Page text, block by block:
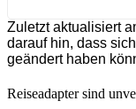
Zuletzt aktualisiert
darauf hin, dass
geändert haben
Reiseadapter sind